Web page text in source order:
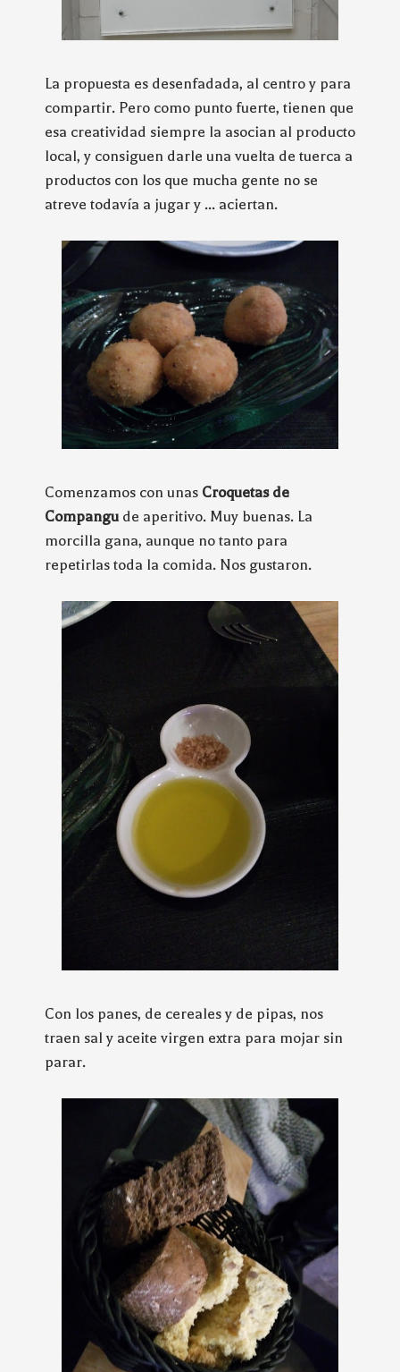
La propuesta es desenfadada, al centro y para
compartir. Pero como punto fuerte, tienen que
esa creatividad siempre la asocian al producto
local, y consiguen darle una vuelta de tuerca a
productos con los que mucha gente no se
atreve todavía a jugar y ... aciertan.
Comenzamos con unas Croquetas de
Compangu de aperitivo. Muy buenas. La
morcilla gana, aunque no tanto para
repetirlas toda la comida. Nos gustaron.
Con los panes, de cereales y de pipas, nos
traen sal y aceite virgen extra para mojar sin
parar.